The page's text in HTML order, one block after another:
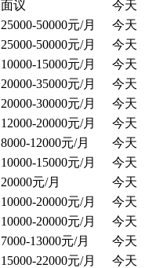
面议
今天
25000-50000元/月
今天
25000-50000元/月
今天
10000-15000元/月
今天
20000-35000元/月
今天
20000-30000元/月
今天
12000-20000元/月
今天
8000-12000元/月
今天
10000-15000元/月
今天
20000元/月
今天
10000-20000元/月
今天
10000-20000元/月
今天
7000-13000元/月
今天
15000-22000元/月
今天